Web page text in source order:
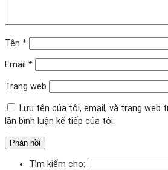
Tên *
Email *
Trang web
Lưu tên của tôi, email, và trang web
lần bình luận kế tiếp của tôi.
Tìm kiếm cho: